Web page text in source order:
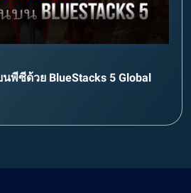
พีซีด้วย BlueStacks 5 Global